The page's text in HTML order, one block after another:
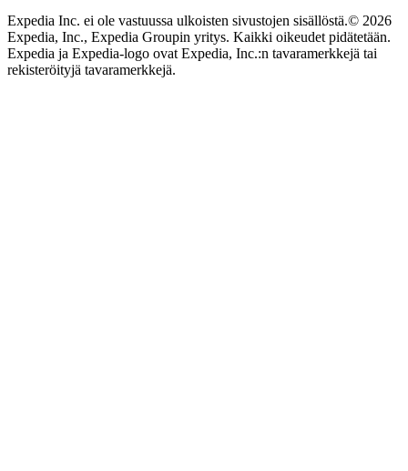
Expedia Inc. ei ole vastuussa ulkoisten sivustojen sisällöstä.© 2026
Expedia, Inc., Expedia Groupin yritys. Kaikki oikeudet pidätetään.
Expedia ja Expedia-logo ovat Expedia, Inc.:n tavaramerkkejä tai
rekisteröityjä tavaramerkkejä.